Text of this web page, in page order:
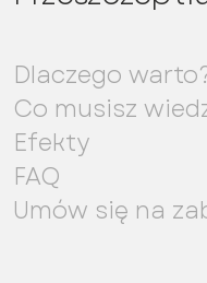
Dlaczego
Co musisz
Efekty
FAQ
Umów się na